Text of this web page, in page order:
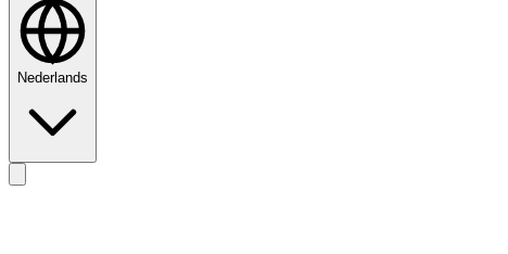
Nederlands